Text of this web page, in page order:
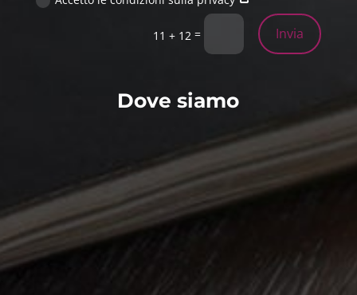
11 + 12 = Invia
Dove siamo